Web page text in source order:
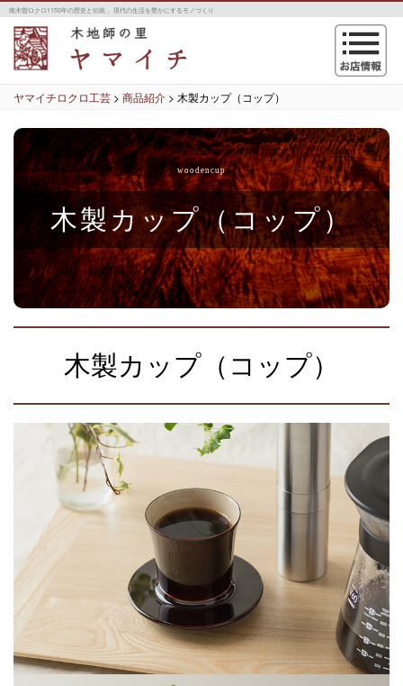
南木曽ロクロ1150年の歴史と伝統 。現代の生活を豊かにするモノづくり
navigation
ヤマイチロクロ工芸 > 商品紹介 > 木製カップ（コップ）
woodencup
木製カップ（コップ）
木製カップ（コップ）